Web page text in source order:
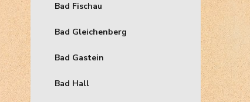
Bad Fischau
Bad Gleichenberg
Bad Gastein
Bad Hall